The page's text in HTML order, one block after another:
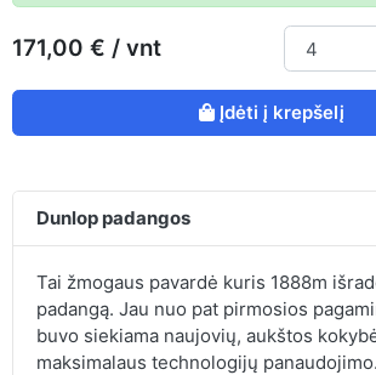
171,00 € / vnt
Įdėti į krepšelį
Dunlop padangos
Tai žmogaus pavardė kuris 1888m
padangą. Jau nuo pat pirmosios
buvo siekiama naujovių, aukštos
maksimalaus technologijų